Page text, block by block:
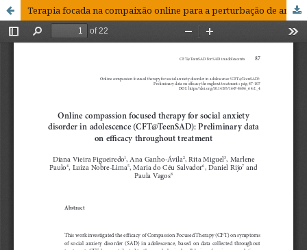
Terapia focada na compaixão online para a perturbação de ansiedade social na adolescência (CFT@TeenSAD)